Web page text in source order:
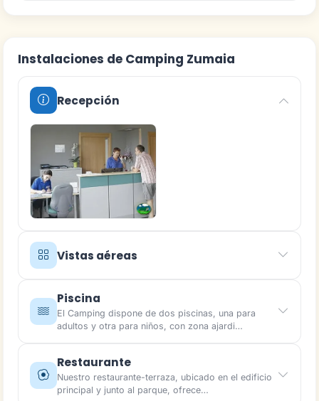
Instalaciones de Camping Zumaia
Recepción
Vistas aéreas
Piscina
El Camping dispone de dos piscinas, una para
adultos y otra para niños, con zona ajardi…
Restaurante
Nuestro restaurante-terraza, ubicado en el edificio
principal y junto al parque, ofrece…